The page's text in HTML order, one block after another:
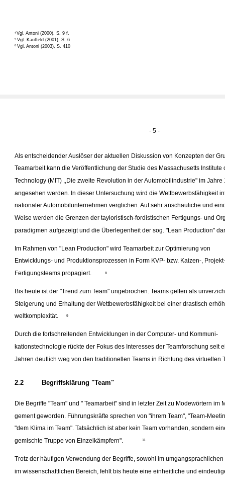
4Vgl. Antoni (2000), S. 9 f.
5 Vgl. Kauffeld (2001), S. 6
6 Vgl. Antoni (2003), S. 410
- 5 -
Als entscheidender Auslöser der aktuellen Diskussion von Konzepten der
Teamarbeit kann die Veröffentlichung der Studie des Massachusetts Institute
Technology (MIT) ,,Die zweite Revolution in der Automobilindustrie" im Jahre
angesehen werden. In dieser Untersuchung wird die Wettbewerbsfähigkeit
nationaler Automobilunternehmen verglichen. Auf sehr anschauliche und
Weise werden die Grenzen der tayloristisch-fordistischen Fertigungs- und
paradigmen aufgezeigt und die Überlegenheit der sog. "Lean Production"
Im Rahmen von "Lean Production" wird Teamarbeit zur Optimierung von
Entwicklungs- und Produktionsprozessen in Form KVP- bzw. Kaizen-,
Fertigungsteams propagiert.
8
Bis heute ist der "Trend zum Team" ungebrochen. Teams gelten als
Steigerung und Erhaltung der Wettbewerbsfähigkeit bei einer drastisch
weltkomplexität.
9
Durch die fortschreitenden Entwicklungen in der Computer- und Kommuni-
kationstechnologie rückte der Fokus des Interesses der Teamforschung seit
Jahren deutlich weg von den traditionellen Teams in Richtung des virtuellen
2.2 Begriffsklärung "Team"
Die Begriffe "Team" und " Teamarbeit" sind in letzter Zeit zu Modewörtern im
gement geworden. Führungskräfte sprechen von "ihrem Team", "Team-
"dem Klima im Team". Tatsächlich ist aber kein Team vorhanden, sondern
gemischte Truppe von Einzelkämpfern".
11
Trotz der häufigen Verwendung der Begriffe, sowohl im
im wissenschaftlichen Bereich, fehlt bis heute eine einheitliche und